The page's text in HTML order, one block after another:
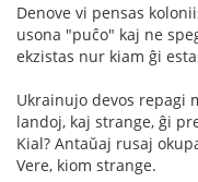
Denove vi pensas
usona "puĉo" kaj ne
ekzistas nur kiam ĝi
Ukrainujo devos repagi
landoj, kaj strange, ĝi
Kial? Antaŭaj rusaj
Vere, kiom strange.